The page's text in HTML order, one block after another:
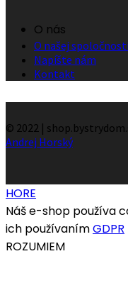
O nás
O našej spoločnosti
Napíšte nám
Kontakt
© 2022 |
Andrej Horský
HORE
Náš e-shop používa
ich používanímGDPR
ROZUMIEM